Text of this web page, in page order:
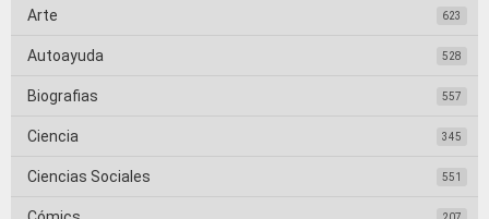
Arte 623
Autoayuda 528
Biografias 557
Ciencia 345
Ciencias Sociales 551